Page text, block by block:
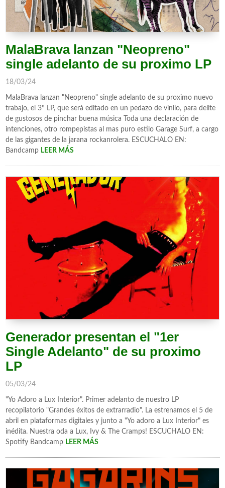
MalaBrava lanzan "Neopreno"
single adelanto de su proximo LP
18/03/24
MalaBrava lanzan "Neopreno" single adelanto de su proximo nuevo
trabajo, el 3º LP, que será editado en un pedazo de vinilo, para delite
de gustosos de pinchar buena música Toda una declaración de
intenciones, otro rompepistas al mas puro estilo Garage Surf, a cargo
de las gigantes de la jarana rockanrolera. ESCUCHALO EN:
Bandcamp LEER MÁS
Generador presentan el "1er
Single Adelanto" de su proximo
LP
05/03/24
"Yo Adoro a Lux Interior". Primer adelanto de nuestro LP
recopilatorio "Grandes éxitos de extrarradio". La estrenamos el 5 de
abril en plataformas digitales y junto a "Yo adoro a Lux Interior" es
inédita. Nuestra oda a Lux, Ivy & The Cramps! ESCUCHALO EN:
Spotify Bandcamp LEER MÁS